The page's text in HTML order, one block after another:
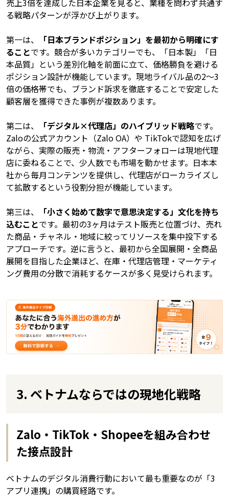
る戦略パターンが浮かび上がります。
第一は、
「日本ブランドポジション」を最初から明確にす
ることです。競合が多いカテゴリーでも、「日本製」「日
本品質」という差別化軸を前面に立て、価格勝負を避ける
ポジション設計が機能しています。現地ライバル品の2〜3
倍の価格帯でも、ブランド訴求を徹底することで安定した
顧客層を獲得できた事例が複数あります。
第二は、
「デジタル×代理店」のハイブリッド戦略です。
Zaloの公式アカウント（Zalo OA）や TikTokで認知を広げ
ながら、実際の販売・物流・アフターフォローは現地代理
店に委ねることで、少人数でも市場を動かせます。日本本
社から毎月コンテンツを提供し、代理店がローカライズし
て拡散するという役割分担が機能しています。
第三は、
「小さく始めて数字で意思決定する」文化を持ち
込むことです。最初の3ヶ月はテスト販売と位置づけ、売れ
た商品・チャネル・地域に絞ってリソースを集中投下する
アプローチです。逆に言うと、最初から全国展開・全商品
展開を目指した企業ほど、在庫・代理店管理・マーケティ
ング費用の分散で消耗するケースが多く見受けられます。
3. ベトナムならではの現地化戦略
Zalo・TikTok・Shopeeを組み合わせ
た接点設計
ベトナムのデジタル消費行動において最も重要なのが「3
アプリ連携」の購買経路です。